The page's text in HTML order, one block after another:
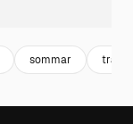
sommar